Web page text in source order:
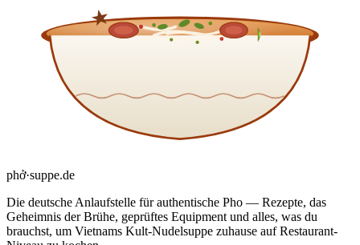
phở·suppe.de
Die deutsche Anlaufstelle für authentische Pho — Rezepte, das
Geheimnis der Brühe, geprüftes Equipment und alles, was du
brauchst, um Vietnams Kult-Nudelsuppe zuhause auf Restaurant-